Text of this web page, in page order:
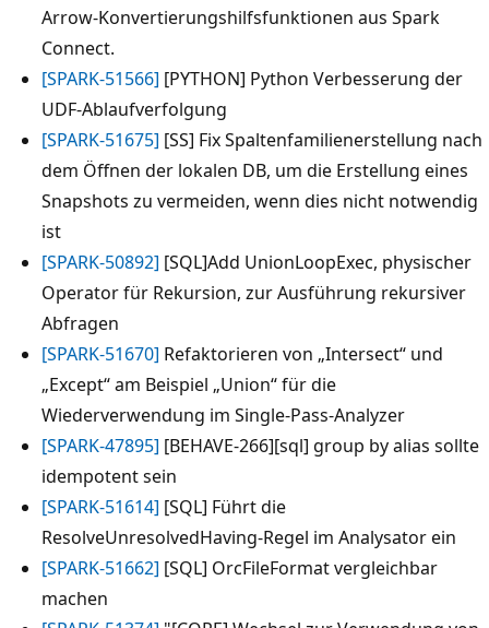
Arrow-Konvertierungshilfsfunktionen aus Spark
Connect.
[SPARK-51566] [PYTHON] Python Verbesserung der
UDF-Ablaufverfolgung
[SPARK-51675] [SS] Fix Spaltenfamilienerstellung nach
dem Öffnen der lokalen DB, um die Erstellung eines
Snapshots zu vermeiden, wenn dies nicht notwendig
ist
[SPARK-50892] [SQL]Add UnionLoopExec, physischer
Operator für Rekursion, zur Ausführung rekursiver
Abfragen
[SPARK-51670] Refaktorieren von „Intersect“ und
„Except“ am Beispiel „Union“ für die
Wiederverwendung im Single-Pass-Analyzer
[SPARK-47895] [BEHAVE-266][sql] group by alias sollte
idempotent sein
[SPARK-51614] [SQL] Führt die
ResolveUnresolvedHaving-Regel im Analysator ein
[SPARK-51662] [SQL] OrcFileFormat vergleichbar
machen